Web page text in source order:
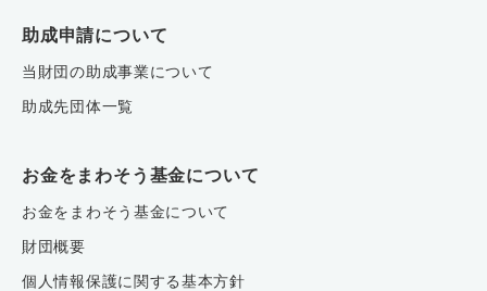
助成申請について
当財団の助成事業について
助成先団体一覧
お金をまわそう基金について
お金をまわそう基金について
財団概要
個人情報保護に関する基本方針